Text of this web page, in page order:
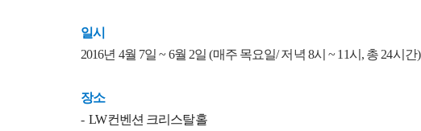
일시
2016년 4월 7일 ~ 6월 2일 (매주 목요일/ 저녁 8시 ~ 11시, 총 24시간)
장소
- LW컨벤션 크리스탈홀